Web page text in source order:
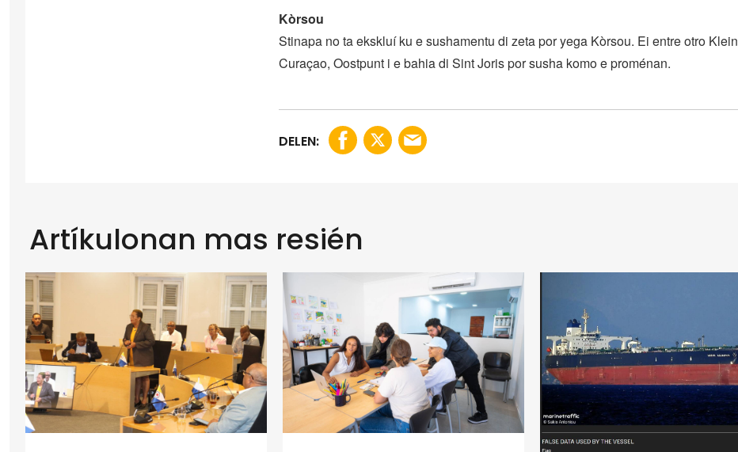
Kòrsou
Stinapa no ta ekskluí ku e sushamentu di zeta por yega Kòrsou. Ei entre otro Klein
Curaçao, Oostpunt i e bahia di Sint Joris por susha komo e proménan.
DELEN:
Artíkulonan mas resién